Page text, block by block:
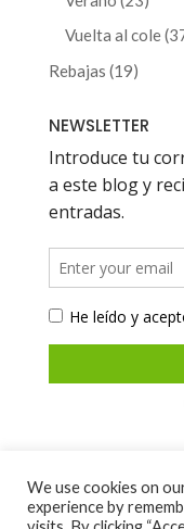
Vuelta al cole
Rebajas 1919
NEWSLETTER
We use cookies on
experience by